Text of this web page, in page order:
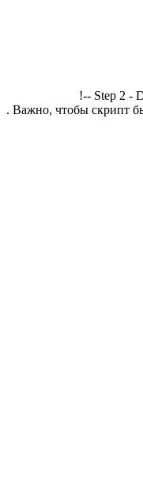
!-- Step 2 -
. Важно, чтобы скрипт